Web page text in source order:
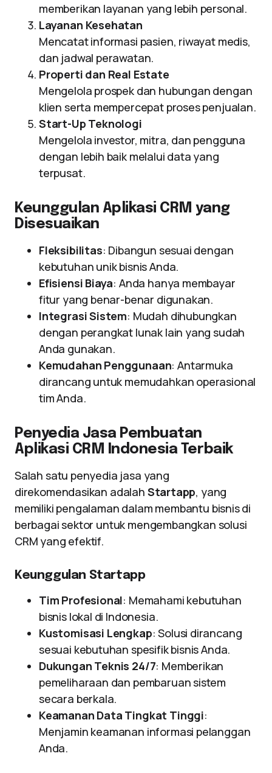
memberikan layanan yang lebih personal.
Layanan Kesehatan
Mencatat informasi pasien, riwayat medis,
dan jadwal perawatan.
Properti dan Real Estate
Mengelola prospek dan hubungan dengan
klien serta mempercepat proses penjualan.
Start-Up Teknologi
Mengelola investor, mitra, dan pengguna
dengan lebih baik melalui data yang
terpusat.
Keunggulan Aplikasi CRM yang
Disesuaikan
Fleksibilitas: Dibangun sesuai dengan
kebutuhan unik bisnis Anda.
Efisiensi Biaya: Anda hanya membayar
fitur yang benar-benar digunakan.
Integrasi Sistem: Mudah dihubungkan
dengan perangkat lunak lain yang sudah
Anda gunakan.
Kemudahan Penggunaan: Antarmuka
dirancang untuk memudahkan operasional
tim Anda.
Penyedia Jasa Pembuatan
Aplikasi CRM Indonesia Terbaik
Salah satu penyedia jasa yang
direkomendasikan adalah Startapp, yang
memiliki pengalaman dalam membantu bisnis di
berbagai sektor untuk mengembangkan solusi
CRM yang efektif.
Keunggulan Startapp
Tim Profesional: Memahami kebutuhan
bisnis lokal di Indonesia.
Kustomisasi Lengkap: Solusi dirancang
sesuai kebutuhan spesifik bisnis Anda.
Dukungan Teknis 24/7: Memberikan
pemeliharaan dan pembaruan sistem
secara berkala.
Keamanan Data Tingkat Tinggi:
Menjamin keamanan informasi pelanggan
Anda.